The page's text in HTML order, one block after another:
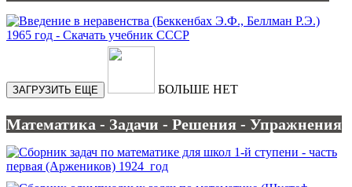
ЗАГРУЗИТЬ ЕЩЕ БОЛЬШЕ НЕТ
Математика - Задачи - Решения - Упражнения